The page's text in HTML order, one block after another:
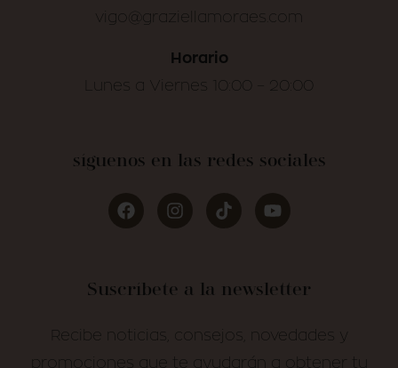
vigo@graziellamoraes.com
Horario
Lunes a Viernes 10:00 – 20:00
síguenos en las redes sociales
Suscríbete a la newsletter
Recibe noticias, consejos, novedades y
promociones que te ayudarán a obtener tu